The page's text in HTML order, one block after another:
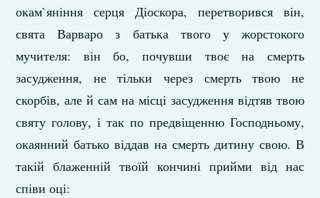
окам`яніння серця Діоскора, перетворився він,
свята Варваро з батька твого у жорстокого
мучителя: він бо, почувши твоє на смерть
засудження, не тільки через смерть твою не
скорбів, але й сам на місці засудження відтяв твою
святу голову, і так по предвіщенню Господньому,
окаянний батько віддав на смерть дитину свою. В
такій блаженній твоїй кончині прийми від нас
співи оці: